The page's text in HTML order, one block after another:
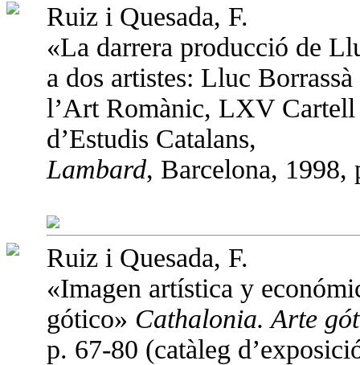
Ruiz i Quesada, F.
«La darrera producció de
a dos artistes: Lluc
l’Art Romànic, LXV Cartell
d’Estudis Catalans,
Lambard, Barcelona,
Ruiz i Quesada, F.
«Imagen artística y
gótico» Cathalonia. Arte
p. 67-80 (catàleg